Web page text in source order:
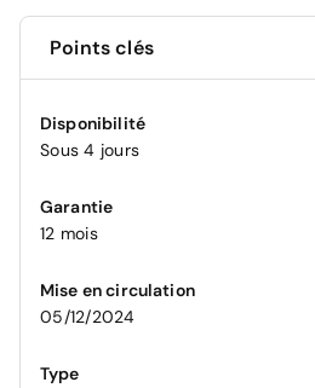
Points clés
Disponibilité
Sous 4 jours
Garantie
12 mois
Mise en circulation
05/12/2024
Type